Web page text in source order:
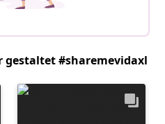
gestaltet #sharemevidaxl